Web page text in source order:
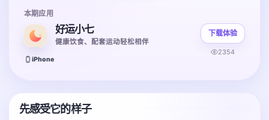
本期应用
好运小七
健康饮食、配套运动轻松相伴
iPhone
下载体验
2354
先感受它的样子